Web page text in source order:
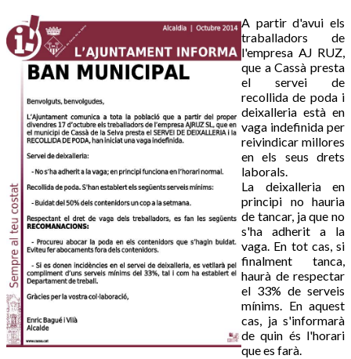
A partir d'avui els
traballadors de
l'empresa AJ RUZ,
que a Cassà presta
el servei de
recollida de poda i
deixalleria està en
vaga indefinida per
reivindicar millores
en els seus drets
laborals.
La deixalleria en
principi no hauria
de tancar, ja que no
s'ha adherit a la
vaga. En tot cas, si
finalment tanca,
haurà de respectar
el 33% de serveis
mínims. En aquest
cas, ja s'informarà
de quin és l'horari
que es farà.